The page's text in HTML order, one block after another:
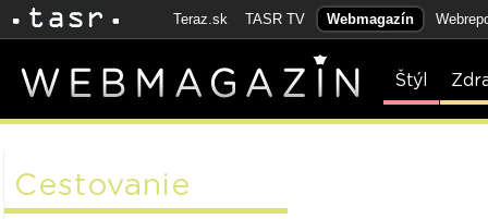
Teraz.sk TASR TV Webmagazín
Štýl
Cestovanie